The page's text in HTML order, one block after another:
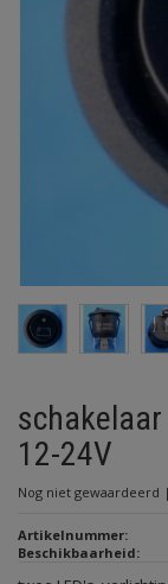
12-24V
Nog niet gewaardeerd |
Artikelnummer:
Beschikbaarheid: